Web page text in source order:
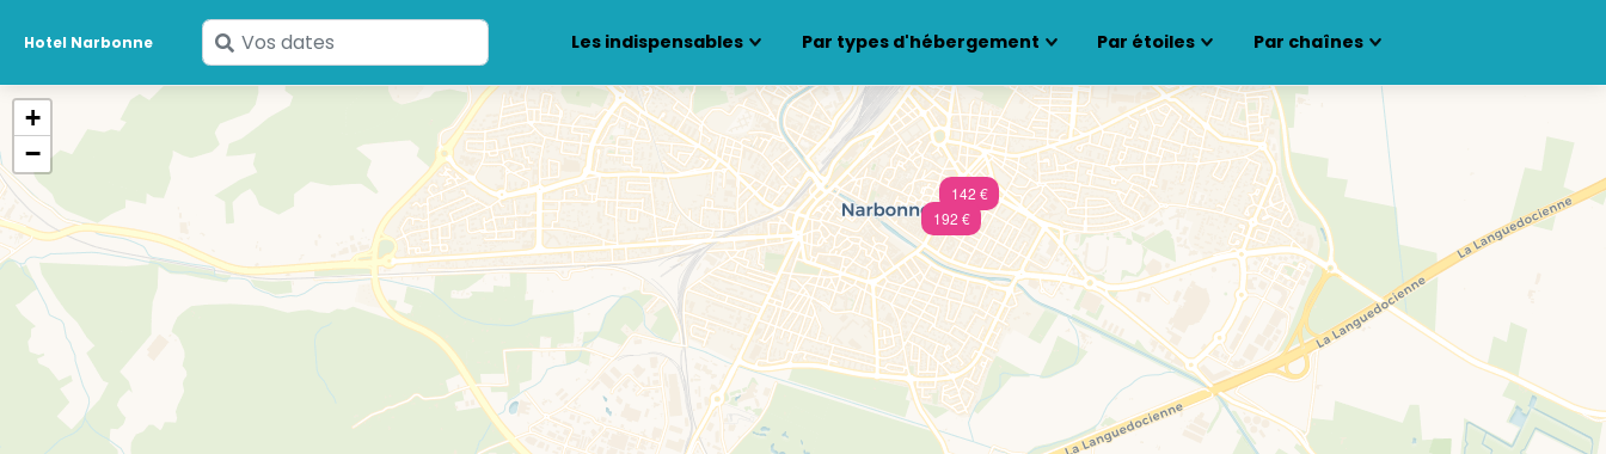
Hotel Narbonne
Saisissez
vos
dates
Les indispensables Par types d'hébergement Par étoiles Par chaînes
142 €
192 €
+
−